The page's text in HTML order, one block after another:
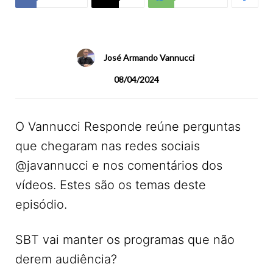
José Armando Vannucci
08/04/2024
O Vannucci Responde reúne perguntas
que chegaram nas redes sociais
@javannucci e nos comentários dos
vídeos. Estes são os temas deste
episódio.
SBT vai manter os programas que não
derem audiência?